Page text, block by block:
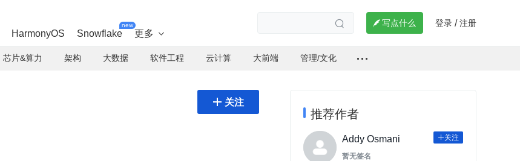
HarmonyOS Snowflake
new
更多 
  写点什么 登录 / 注册
芯片&算力 架构 大数据 软件工程 云计算 大前端 管理/文化
 关注
推荐作者
Addy Osmani 关注
暂无签名